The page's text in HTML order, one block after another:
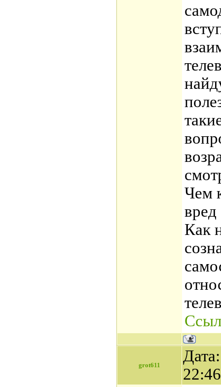
Чем
вред
Как
grot611